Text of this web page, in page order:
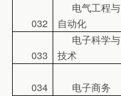
032
电气工程与
自动化
033
电子科学与
技术
034 电子商务